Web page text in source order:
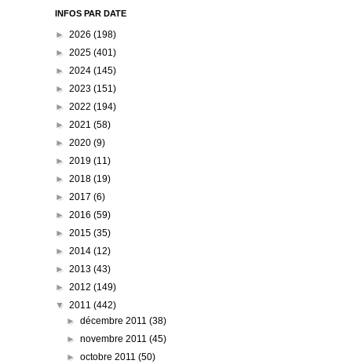
INFOS PAR DATE
► 2026 (198)
► 2025 (401)
► 2024 (145)
► 2023 (151)
► 2022 (194)
► 2021 (58)
► 2020 (9)
► 2019 (11)
► 2018 (19)
► 2017 (6)
► 2016 (59)
► 2015 (35)
► 2014 (12)
► 2013 (43)
► 2012 (149)
▼ 2011 (442)
►décembre 2011(38)
►novembre 2011(45)
►octobre 2011(50)